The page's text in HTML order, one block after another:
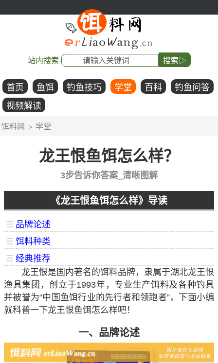
站内搜索- 搜索▷
首页 鱼饵 钓鱼技巧 学堂 百科
钓鱼问答
视频解读
饵料网 > 学堂
龙王恨鱼饵怎么样？
3步告诉你答案_清晰图解
《龙王恨鱼饵怎么样》导读
☰ 品牌论述
☰ 饵料种类
☰ 经典推荐
龙王恨是国内著名的饵料品牌，隶属于湖北龙王恨
渔具集团，创立于1993年，专业生产饵料及各种钓具
并被誉为“中国鱼饵行业的先行者和领跑者”，下面小编
就科普一下龙王恨鱼饵怎么样吧！
一、品牌论述